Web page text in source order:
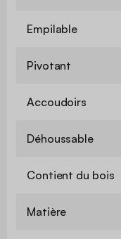
Empilable
Pivotant
Accoudoirs
Déhoussable
Contient du bois
Matière